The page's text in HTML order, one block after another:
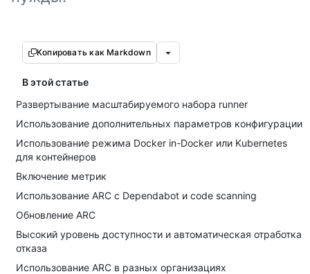
Копировать как Markdown
В этой статье
Развертывание масштабируемого набора runner
Использование дополнительных параметров конфигурации
Использование режима Docker in-Docker или Kubernetes
для контейнеров
Включение метрик
Использование ARC с Dependabot и code scanning
Обновление ARC
Высокий уровень доступности и автоматическая отработка
отказа
Использование ARC в разных организациях